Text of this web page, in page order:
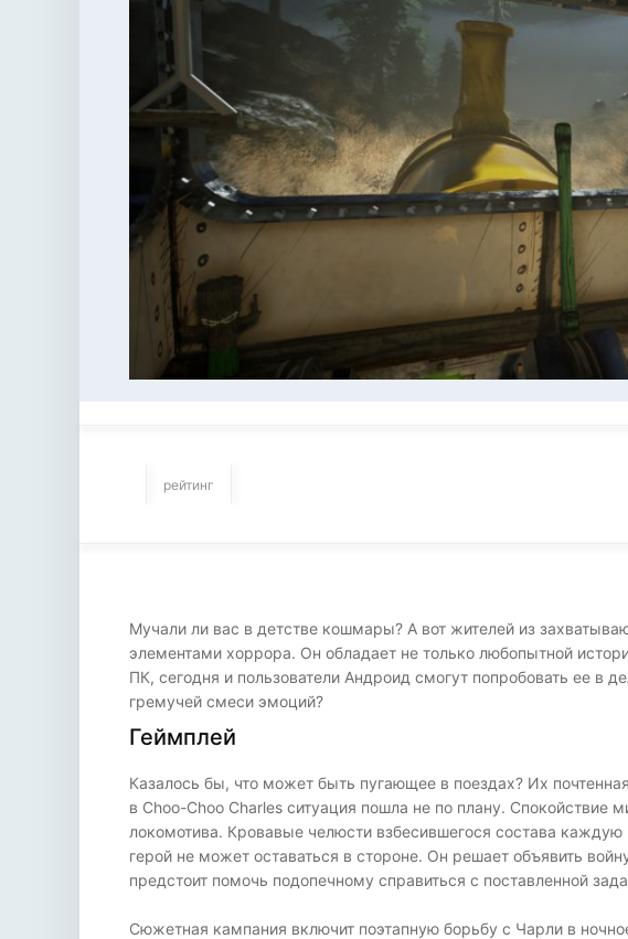
рейтинг
Мучали ли вас в детстве кошмары? А вот жителей из
элементами хоррора. Он обладает не только любопытной
ПК, сегодня и пользователи Андроид смогут попробовать ее в
гремучей смеси эмоций?
Геймплей
Казалось бы, что может быть пугающее в поездах? Их
в Choo-Choo Charles ситуация пошла не по плану.
локомотива. Кровавые челюсти взбесившегося состава
герой не может оставаться в стороне. Он решает объявить
предстоит помочь подопечному справиться с поставленной
Сюжетная кампания включит поэтапную борьбу с Чарли в